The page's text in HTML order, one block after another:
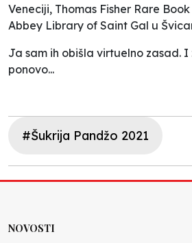
Veneciji, Thomas Fisher Rare
Abbey Library of Saint Gal u
Ja sam ih obišla virtuelno zasad. I
ponovo...
#Šukrija Pandžo 2021
NOVOSTI